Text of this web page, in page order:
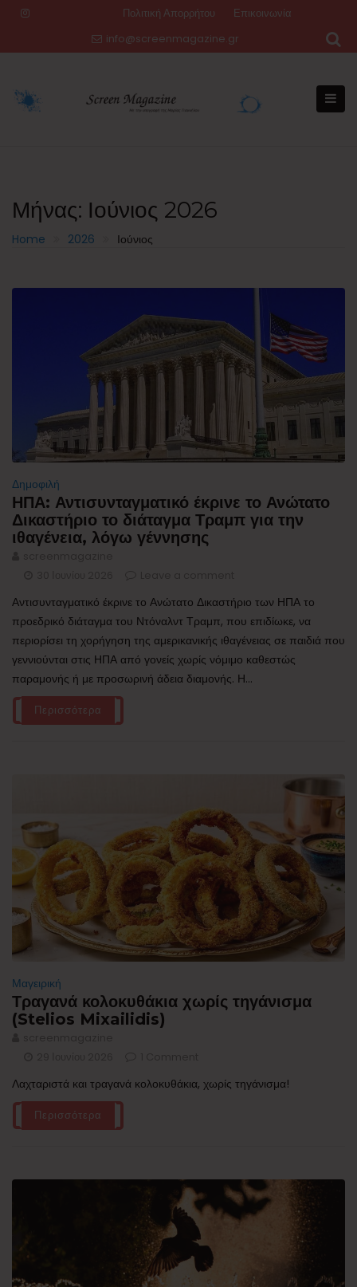
Πολιτική Απορρήτου
Επικοινωνία
info@screenmagazine.gr
Μήνας: Ιούνιος 2026
Home 2026 Ιούνιος
Δημοφιλή
ΗΠΑ: Αντισυνταγματικό έκρινε το Ανώτατο
Δικαστήριο το διάταγμα Τραμπ για την
ιθαγένεια, λόγω γέννησης
Αντισυνταγματικό έκρινε το Ανώτατο Δικαστήριο των ΗΠΑ το
προεδρικό διάταγμα του Ντόναλντ Τραμπ, που επιδίωκε, να
περιορίσει τη χορήγηση της αμερικανικής ιθαγένειας σε παιδιά που
γεννιούνται στις ΗΠΑ από γονείς χωρίς νόμιμο καθεστώς
παραμονής ή με προσωρινή άδεια διαμονής. Η...
Περισσότερα
Μαγειρική
Τραγανά κολοκυθάκια χωρίς τηγάνισμα
(Stelios Mixailidis)
Λαχταριστά και τραγανά κολοκυθάκια, χωρίς τηγάνισμα!
Περισσότερα